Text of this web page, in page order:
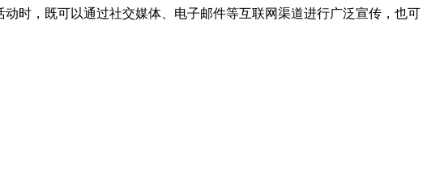
时，既可以通过社交媒体、电子邮件等互联网渠道进行广泛宣传，也可